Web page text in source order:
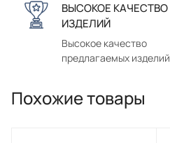
ВЫСОКОЕ КАЧЕСТВО
ИЗДЕЛИЙ
Высокое качество
предлагаемых изделий
Похожие товары